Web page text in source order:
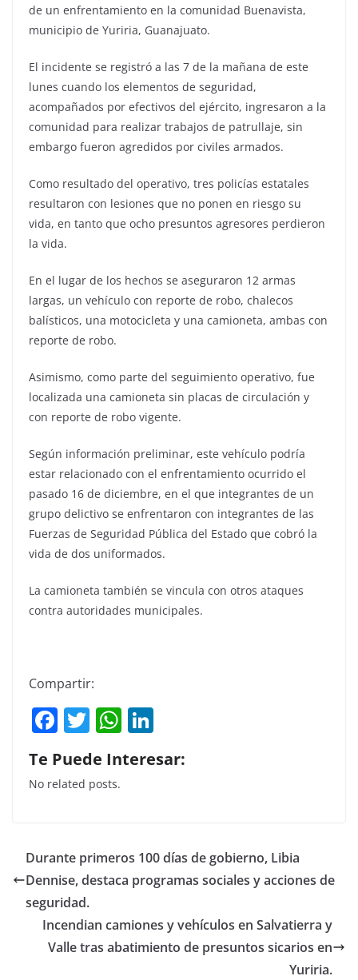
de un enfrentamiento en la comunidad Buenavista,
municipio de Yuriria, Guanajuato.
El incidente se registró a las 7 de la mañana de este
lunes cuando los elementos de seguridad,
acompañados por efectivos del ejército, ingresaron a la
comunidad para realizar trabajos de patrullaje, sin
embargo fueron agredidos por civiles armados.
Como resultado del operativo, tres policías estatales
resultaron con lesiones que no ponen en riesgo su
vida, en tanto que ocho presuntos agresores perdieron
la vida.
En el lugar de los hechos se aseguraron 12 armas
largas, un vehículo con reporte de robo, chalecos
balísticos, una motocicleta y una camioneta, ambas con
reporte de robo.
Asimismo, como parte del seguimiento operativo, fue
localizada una camioneta sin placas de circulación y
con reporte de robo vigente.
Según información preliminar, este vehículo podría
estar relacionado con el enfrentamiento ocurrido el
pasado 16 de diciembre, en el que integrantes de un
grupo delictivo se enfrentaron con integrantes de las
Fuerzas de Seguridad Pública del Estado que cobró la
vida de dos uniformados.
La camioneta también se vincula con otros ataques
contra autoridades municipales.
Compartir:
F
a
c
e
o
o
k
T
w
itt
er
W
h
at
p
p
k
n
Te Puede Interesar:
No related posts.
Durante primeros 100 días de gobierno, Libia
Dennise, destaca programas sociales y acciones de
seguridad.
Incendian camiones y vehículos en Salvatierra y
Valle tras abatimiento de presuntos sicarios en
Yuriria.